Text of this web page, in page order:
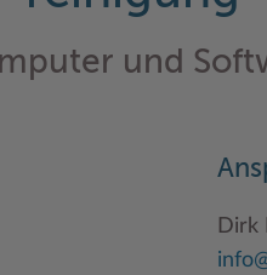
und
Dirk